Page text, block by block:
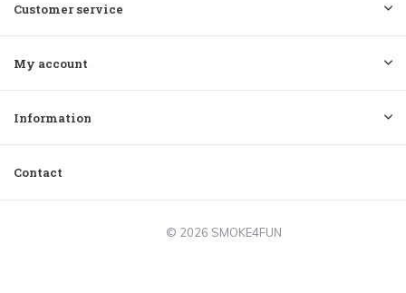
Customer service
My account
Information
Contact
© 2026 SMOKE4FUN